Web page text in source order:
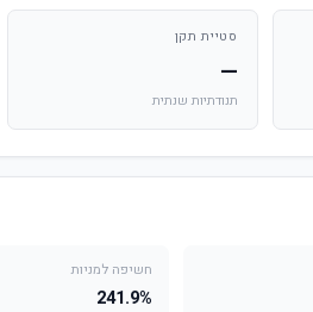
סטיית תקן
—
תנודתיות שנתית
חשיפה למניות
241.9%